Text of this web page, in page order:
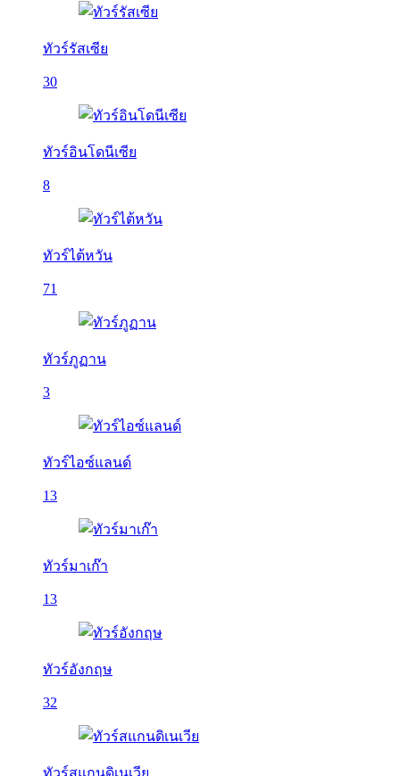
ทัวร์รัสเซีย
30
ทัวร์อินโดนีเซีย
8
ทัวร์ไต้หวัน
71
ทัวร์ภูฏาน
3
ทัวร์ไอซ์แลนด์
13
ทัวร์มาเก๊า
13
ทัวร์อังกฤษ
32
ทัวร์สแกนดิเนเวีย